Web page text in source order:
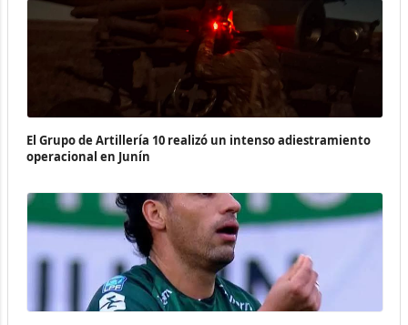
El Grupo de Artillería 10 realizó un intenso adiestramiento
operacional en Junín